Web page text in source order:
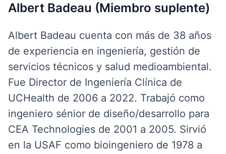
Albert Badeau (Miembro suplente)
Albert Badeau cuenta con más de 38 años
de experiencia en ingeniería, gestión de
servicios técnicos y salud medioambiental.
Fue Director de Ingeniería Clínica de
UCHealth de 2006 a 2022. Trabajó como
ingeniero sénior de diseño/desarrollo para
CEA Technologies de 2001 a 2005. Sirvió
en la USAF como bioingeniero de 1978 a